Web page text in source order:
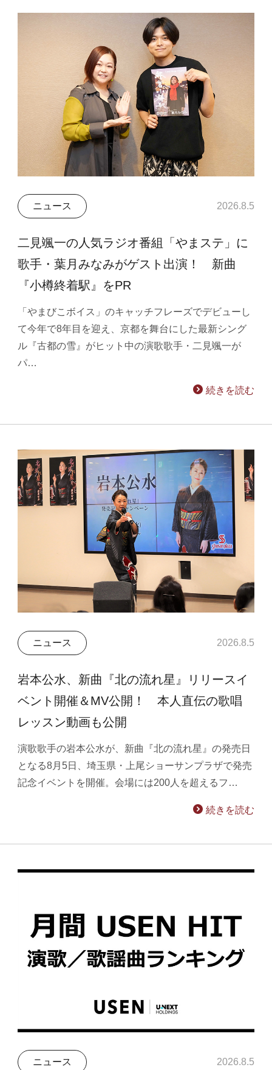
ニュース 2026.8.5
二見颯一の人気ラジオ番組「やまステ」に
歌手・葉月みなみがゲスト出演！ 新曲
『小樽終着駅』をPR
「やまびこボイス」のキャッチフレーズでデビューし
て今年で8年目を迎え、京都を舞台にした最新シング
ル『古都の雪』がヒット中の演歌歌手・二見颯一が
パ…
続きを読む
ニュース 2026.8.5
岩本公水、新曲『北の流れ星』リリースイ
ベント開催＆MV公開！ 本人直伝の歌唱
レッスン動画も公開
演歌歌手の岩本公水が、新曲『北の流れ星』の発売日
となる8月5日、埼玉県・上尾ショーサンプラザで発売
記念イベントを開催。会場には200人を超えるフ…
続きを読む
ニュース 2026.8.5